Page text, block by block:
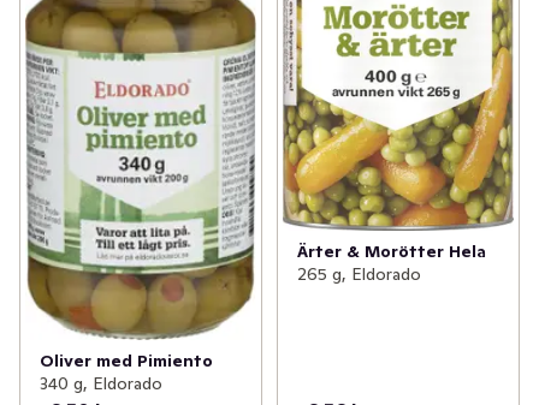
Oliver med Pimiento
340 g, Eldorado
Ärter & Morötter Hela
265 g, Eldorado